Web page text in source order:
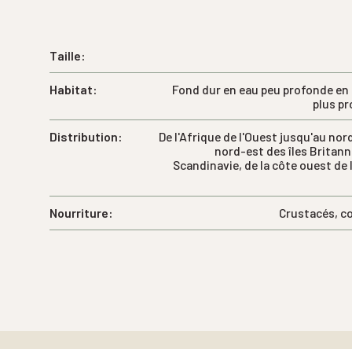
Taille:
Habitat:
Fond dur en eau peu profonde
plus
Distribution:
De l'Afrique de l'Ouest jusqu'au
nord-est des îles
Scandinavie, de la côte ouest de
Nourriture: Crustacés,